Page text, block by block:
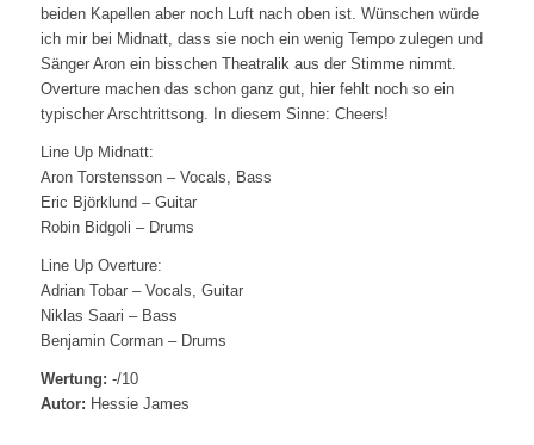
beiden Kapellen aber noch Luft nach oben ist. Wünschen würde
ich mir bei Midnatt, dass sie noch ein wenig Tempo zulegen und
Sänger Aron ein bisschen Theatralik aus der Stimme nimmt.
Overture machen das schon ganz gut, hier fehlt noch so ein
typischer Arschtrittsong. In diesem Sinne: Cheers!
Line Up Midnatt:
Aron Torstensson – Vocals, Bass
Eric Björklund – Guitar
Robin Bidgoli – Drums
Line Up Overture:
Adrian Tobar – Vocals, Guitar
Niklas Saari – Bass
Benjamin Corman – Drums
Wertung: -/10
Autor: Hessie James